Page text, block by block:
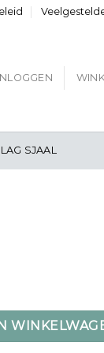
SJAAL